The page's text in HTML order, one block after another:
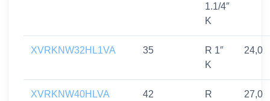
1.1/4″
K
XVRKNW32HL1VA 35
R 1″
K
24,0
XVRKNW40HLVA 42
R
27,0